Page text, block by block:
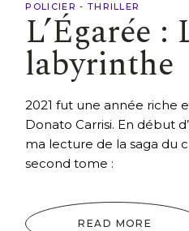
POLICIER - THRILLER
L’Égarée
labyrinthe
2021 fut une année riche
Donato Carrisi. En début
ma lecture de la saga du
second tome :
READ MORE